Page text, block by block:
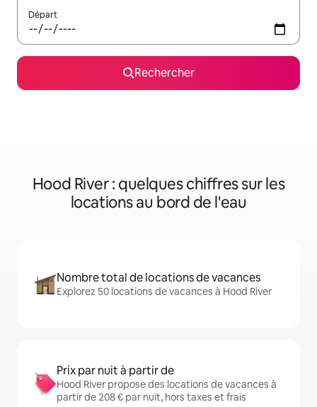
Départ
Rechercher
Hood River : quelques chiffres sur les
locations au bord de l'eau
Nombre total de locations de vacances
Explorez 50 locations de vacances à Hood River
Prix par nuit à partir de
Hood River propose des locations de vacances à
partir de 208 € par nuit, hors taxes et frais